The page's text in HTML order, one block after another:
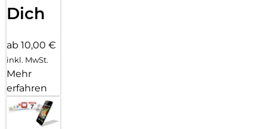
Dich
ab 10,00 €
inkl. MwSt.
Mehr
erfahren